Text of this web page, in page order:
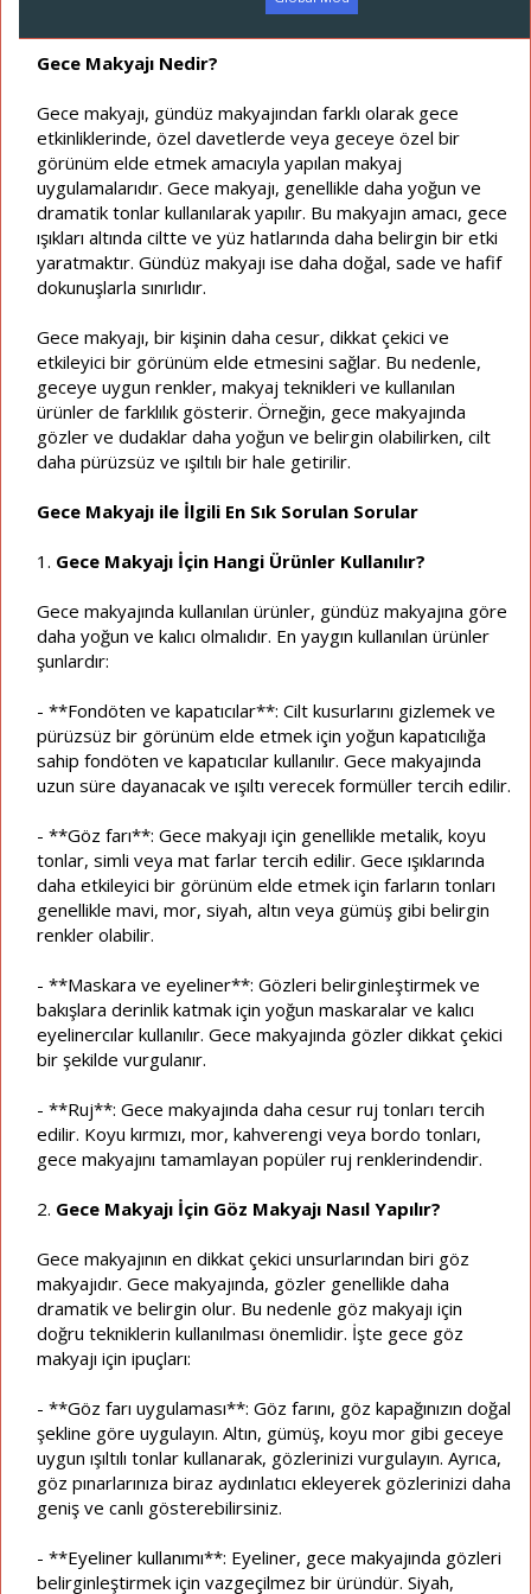
t
r
i
Gece Makyajı Nedir?
Gece makyajı, gündüz makyajından farklı olarak gece
etkinliklerinde, özel davetlerde veya geceye özel bir
görünüm elde etmek amacıyla yapılan makyaj
uygulamalarıdır. Gece makyajı, genellikle daha yoğun ve
dramatik tonlar kullanılarak yapılır. Bu makyajın amacı, gece
ışıkları altında ciltte ve yüz hatlarında daha belirgin bir etki
yaratmaktır. Gündüz makyajı ise daha doğal, sade ve hafif
dokunuşlarla sınırlıdır.
Gece makyajı, bir kişinin daha cesur, dikkat çekici ve
etkileyici bir görünüm elde etmesini sağlar. Bu nedenle,
geceye uygun renkler, makyaj teknikleri ve kullanılan
ürünler de farklılık gösterir. Örneğin, gece makyajında
gözler ve dudaklar daha yoğun ve belirgin olabilirken, cilt
daha pürüzsüz ve ışıltılı bir hale getirilir.
Gece Makyajı ile İlgili En Sık Sorulan Sorular
1. Gece Makyajı İçin Hangi Ürünler Kullanılır?
Gece makyajında kullanılan ürünler, gündüz makyajına göre
daha yoğun ve kalıcı olmalıdır. En yaygın kullanılan ürünler
şunlardır:
- **Fondöten ve kapatıcılar**: Cilt kusurlarını gizlemek ve
pürüzsüz bir görünüm elde etmek için yoğun kapatıcılığa
sahip fondöten ve kapatıcılar kullanılır. Gece makyajında
uzun süre dayanacak ve ışıltı verecek formüller tercih edilir.
- **Göz farı**: Gece makyajı için genellikle metalik, koyu
tonlar, simli veya mat farlar tercih edilir. Gece ışıklarında
daha etkileyici bir görünüm elde etmek için farların tonları
genellikle mavi, mor, siyah, altın veya gümüş gibi belirgin
renkler olabilir.
- **Maskara ve eyeliner**: Gözleri belirginleştirmek ve
bakışlara derinlik katmak için yoğun maskaralar ve kalıcı
eyelinercılar kullanılır. Gece makyajında gözler dikkat çekici
bir şekilde vurgulanır.
- **Ruj**: Gece makyajında daha cesur ruj tonları tercih
edilir. Koyu kırmızı, mor, kahverengi veya bordo tonları,
gece makyajını tamamlayan popüler ruj renklerindendir.
2. Gece Makyajı İçin Göz Makyajı Nasıl Yapılır?
Gece makyajının en dikkat çekici unsurlarından biri göz
makyajıdır. Gece makyajında, gözler genellikle daha
dramatik ve belirgin olur. Bu nedenle göz makyajı için
doğru tekniklerin kullanılması önemlidir. İşte gece göz
makyajı için ipuçları:
- **Göz farı uygulaması**: Göz farını, göz kapağınızın doğal
şekline göre uygulayın. Altın, gümüş, koyu mor gibi geceye
uygun ışıltılı tonlar kullanarak, gözlerinizi vurgulayın. Ayrıca,
göz pınarlarınıza biraz aydınlatıcı ekleyerek gözlerinizi daha
geniş ve canlı gösterebilirsiniz.
- **Eyeliner kullanımı**: Eyeliner, gece makyajında gözleri
belirginleştirmek için vazgeçilmez bir üründür. Siyah,